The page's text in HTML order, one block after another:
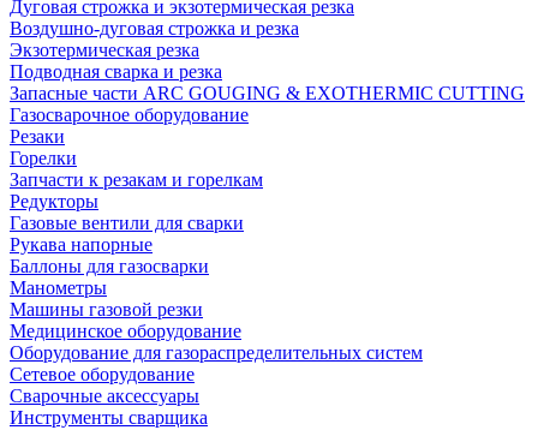
Дуговая строжка и экзотермическая резка
Воздушно-дуговая строжка и резка
Экзотермическая резка
Подводная сварка и резка
Запасные части ARC GOUGING & EXOTHERMIC CUTTING
Газосварочное оборудование
Резаки
Горелки
Запчасти к резакам и горелкам
Редукторы
Газовые вентили для сварки
Рукава напорные
Баллоны для газосварки
Манометры
Машины газовой резки
Медицинское оборудование
Оборудование для газораспределительных систем
Сетевое оборудование
Сварочные аксессуары
Инструменты сварщика